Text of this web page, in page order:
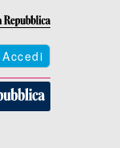
Accedi